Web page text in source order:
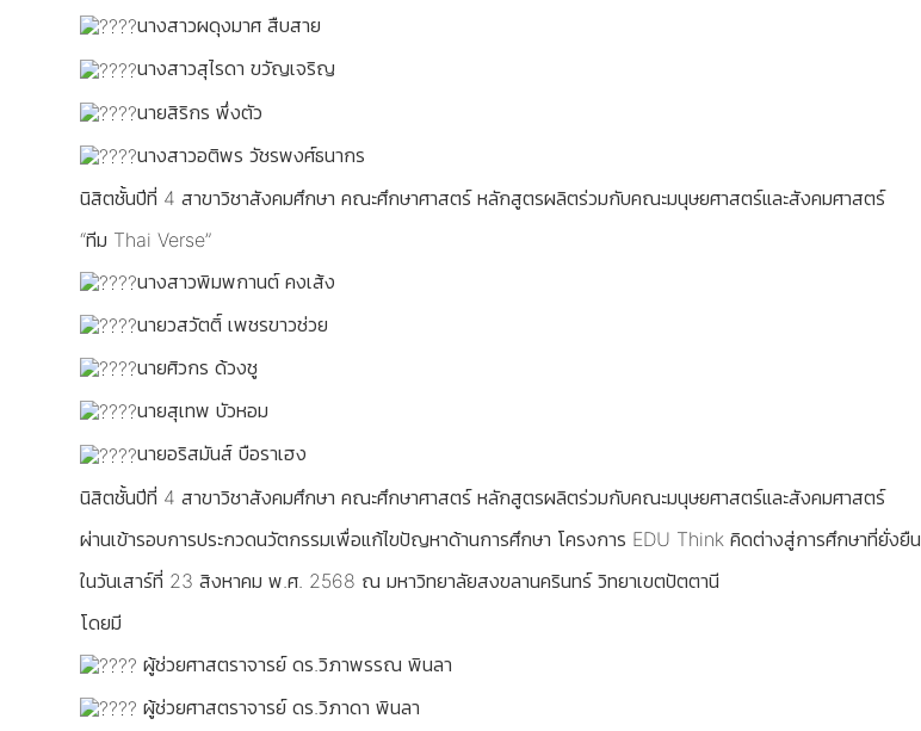
นางสาวผดุงมาศ สืบสาย
นางสาวสุไรดา ขวัญเจริญ
นายสิริกร พึ่งตัว
นางสาวอติพร วัชรพงศ์ธนากร
นิสิตชั้นปีที่ 4 สาขาวิชาสังคมศึกษา คณะศึกษาศาสตร์ หลักสูตรผลิตร่วมกับคณะมนุษยศาสตร์และสังคมศาสตร์
“ทีม Thai Verse”
นางสาวพิมพกานต์ คงเส้ง
นายวสวัตติ์ เพชรขาวช่วย
นายศิวกร ด้วงชู
นายสุเทพ บัวหอม
นายอริสมันส์ บือราเฮง
นิสิตชั้นปีที่ 4 สาขาวิชาสังคมศึกษา คณะศึกษาศาสตร์ หลักสูตรผลิตร่วมกับคณะมนุษยศาสตร์และสังคมศาสตร์
ผ่านเข้ารอบการประกวดนวัตกรรมเพื่อแก้ไขปัญหาด้านการศึกษา โครงการ EDU Think คิดต่างสู่การศึกษาที่ยั่งยืน
ในวันเสาร์ที่ 23 สิงหาคม พ.ศ. 2568 ณ มหาวิทยาลัยสงขลานครินทร์ วิทยาเขตปัตตานี
โดยมี
ผู้ช่วยศาสตราจารย์ ดร.วิภาพรรณ พินลา
ผู้ช่วยศาสตราจารย์ ดร.วิภาดา พินลา